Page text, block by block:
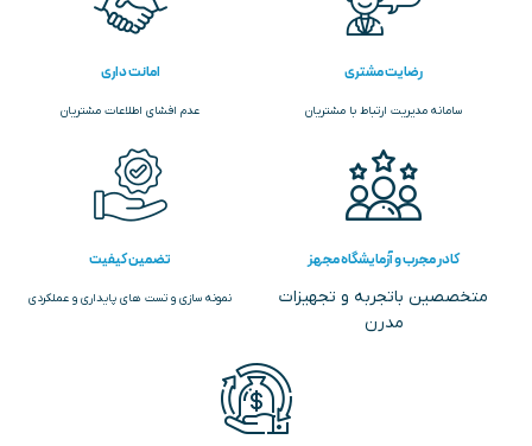
رضایت مشتری
سامانه مدیریت ارتباط با مشتریان
امانت داری
عدم افشای اطلاعات مشتریان
کادر مجرب و آزمایشگاه مجهز
متخصصین باتجربه و تجهیزات
مدرن
تضمین کیفیت
نمونه سازی و تست های پایداری و عملکردی